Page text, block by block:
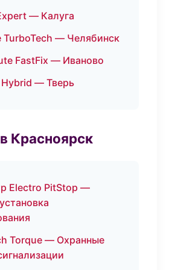
— Калуга
TurboTech — Челябинск
FastFix — Иваново
— Тверь
Красноярск
Electro PitStop —
Torque — Охранные